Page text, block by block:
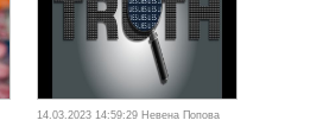
14.03.2023 14:59:29 Невена Попова